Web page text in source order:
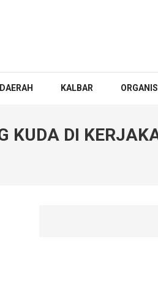
DAERAH KALBAR
KUDA DI